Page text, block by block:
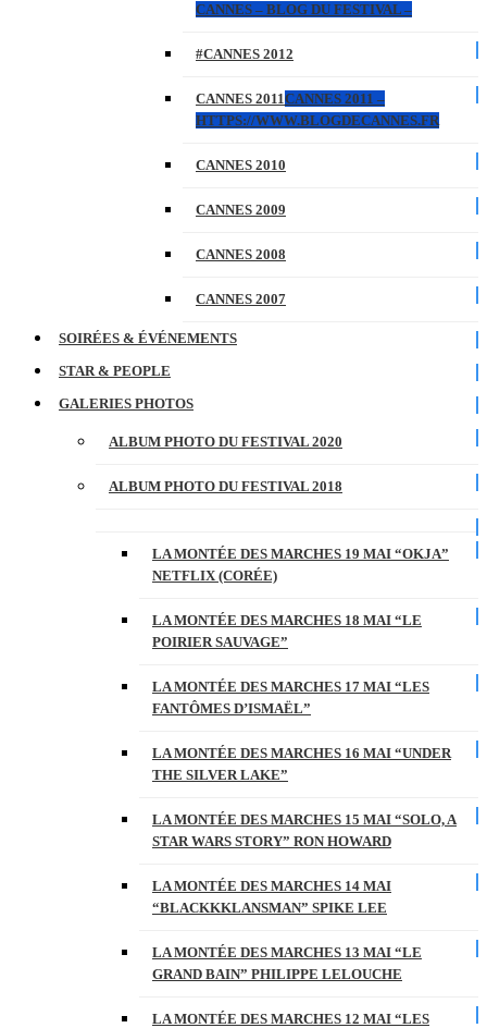
CANNES – BLOG DU FESTIVAL –
#CANNES 2012
CANNES 2011CANNES 2011 –
HTTPS://WWW.BLOGDECANNES.FR
CANNES 2010
CANNES 2009
CANNES 2008
CANNES 2007
SOIRÉES & ÉVÉNEMENTS
STAR & PEOPLE
GALERIES PHOTOS
ALBUM PHOTO DU FESTIVAL 2020
ALBUM PHOTO DU FESTIVAL 2018
LA MONTÉE DES MARCHES 19 MAI “OKJA”
NETFLIX (CORÉE)
LA MONTÉE DES MARCHES 18 MAI “LE
POIRIER SAUVAGE”
LA MONTÉE DES MARCHES 17 MAI “LES
FANTÔMES D’ISMAËL”
LA MONTÉE DES MARCHES 16 MAI “UNDER
THE SILVER LAKE”
LA MONTÉE DES MARCHES 15 MAI “SOLO, A
STAR WARS STORY” RON HOWARD
LA MONTÉE DES MARCHES 14 MAI
“BLACKKKLANSMAN” SPIKE LEE
LA MONTÉE DES MARCHES 13 MAI “LE
GRAND BAIN” PHILIPPE LELOUCHE
LA MONTÉE DES MARCHES 12 MAI “LES